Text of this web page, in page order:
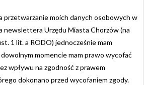
przetwarzanie moich danych osobowych w
newslettera Urzędu Miasta Chorzów (na
1 lit. a RODO) jednocześnie mam
momencie mam prawo wycofać
wpływu na zgodność z prawem
dokonano przed wycofaniem zgody.